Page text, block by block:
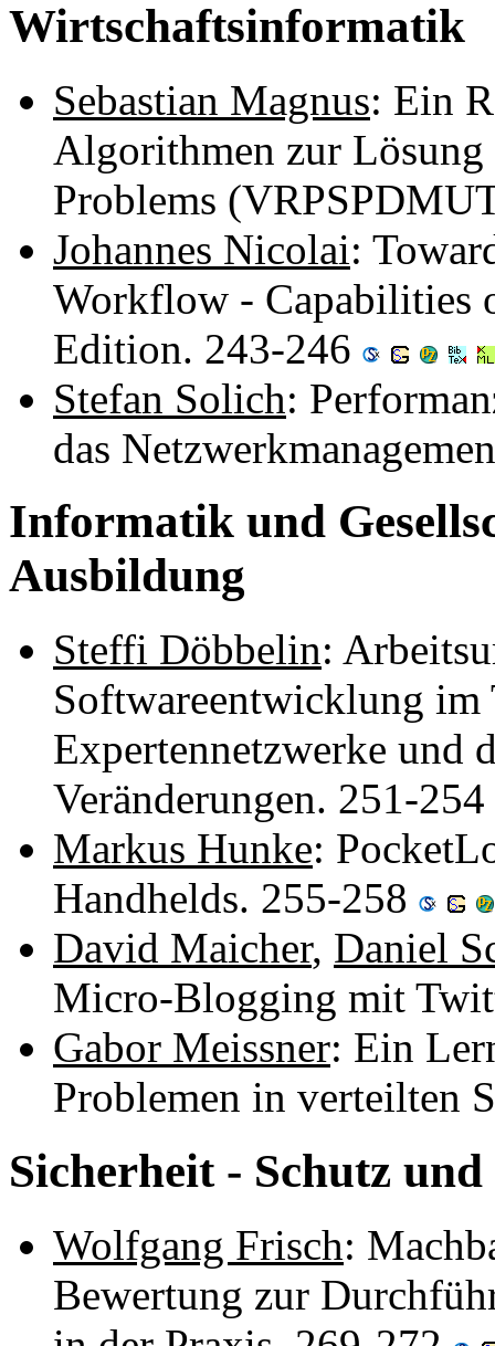
Wirtschaftsinformatik
Sebastian Magnus: Ein
Algorithmen zur
Problems
Johannes Nicolai:
Workflow - Capabilities
Edition. 243-246
Stefan Solich:
das
Informatik und
Ausbildung
Steffi Döbbelin:
Softwareentwicklung im
Expertennetzwerke und
Veränderungen. 251-254
Markus Hunke:
Handhelds. 255-258
David Maicher, Daniel
Micro-Blogging mit
Gabor Meissner: Ein
Problemen in verteilten
Sicherheit - Schutz
Wolfgang Frisch:
Bewertung zur